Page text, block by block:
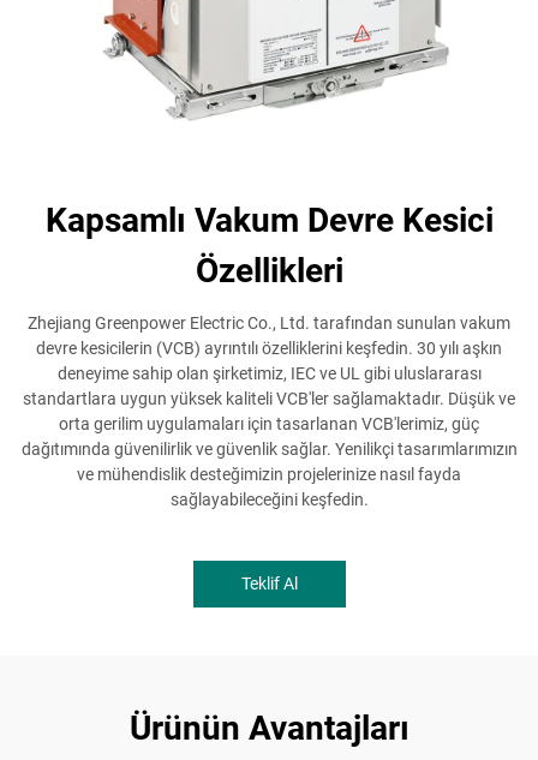
Kapsamlı Vakum Devre Kesici
Özellikleri
Zhejiang Greenpower Electric Co., Ltd. tarafından sunulan vakum
devre kesicilerin (VCB) ayrıntılı özelliklerini keşfedin. 30 yılı aşkın
deneyime sahip olan şirketimiz, IEC ve UL gibi uluslararası
standartlara uygun yüksek kaliteli VCB'ler sağlamaktadır. Düşük ve
orta gerilim uygulamaları için tasarlanan VCB'lerimiz, güç
dağıtımında güvenilirlik ve güvenlik sağlar. Yenilikçi tasarımlarımızın
ve mühendislik desteğimizin projelerinize nasıl fayda
sağlayabileceğini keşfedin.
Teklif Al
Ürünün Avantajları